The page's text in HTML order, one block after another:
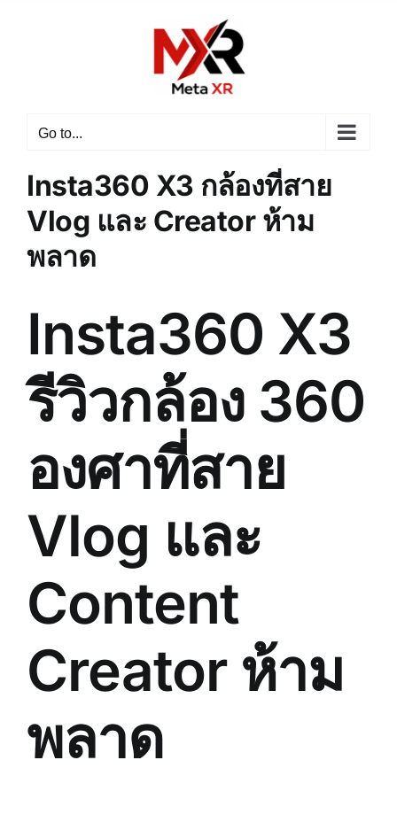
Go to...
Insta360 X3 กล้องที่สาย
Vlog และ Creator ห้าม
พลาด
Insta360 X3
รีวิวกล้อง 360
องศาที่สาย
Vlog และ
Content
Creator ห้าม
พลาด